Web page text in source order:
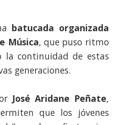
batucada organizada
Música, que puso ritmo
continuidad de estas
generaciones.
José Aridane Peñate,
que los jóvenes